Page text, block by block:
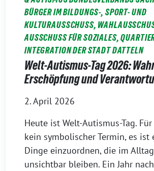
BÜRGER IM BILDUNGS-, SPORT- UND
KULTURAUSSCHUSS,
AUSSCHUSS FÜR SOZIALES,
INTEGRATION DER STADT DATTELN
Welt-Autismus-Tag 2026:
Erschöpfung und
2. April 2026
Heute ist Welt-Autismus-Tag.
kein symbolischer Termin, es ist
Dinge einzuordnen, die im
unsichtbar bleiben. Ein Jahr